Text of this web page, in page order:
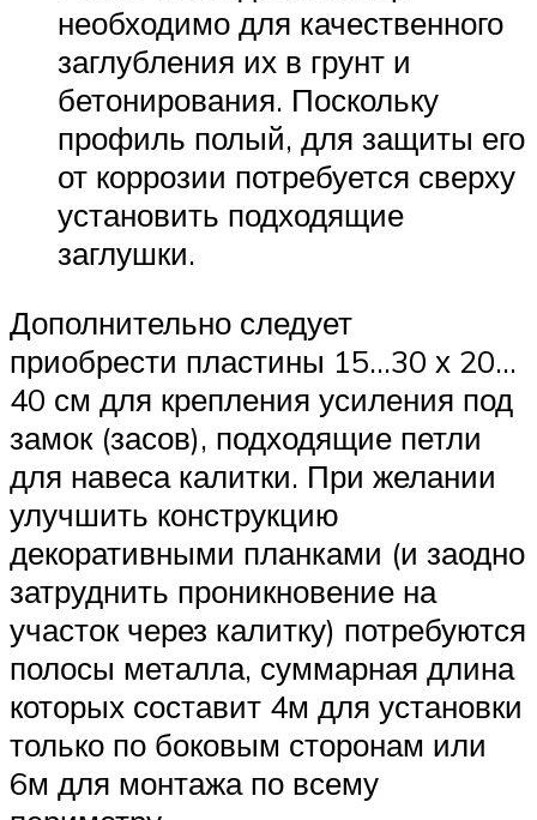
необходимо для качественного
заглубления их в грунт и
бетонирования. Поскольку
профиль полый, для защиты его
от коррозии потребуется сверху
установить подходящие
заглушки.
Дополнительно следует
приобрести пластины 15…30 х 20…
40 см для крепления усиления под
замок (засов), подходящие петли
для навеса калитки. При желании
улучшить конструкцию
декоративными планками (и заодно
затруднить проникновение на
участок через калитку) потребуются
полосы металла, суммарная длина
которых составит 4м для установки
только по боковым сторонам или
6м для монтажа по всему